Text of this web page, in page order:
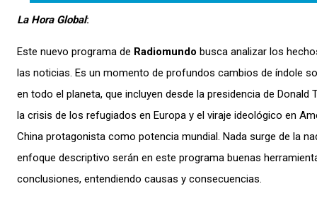
La Hora Global:
Este nuevo programa de Radiomundo busca analizar los
las noticias. Es un momento de profundos cambios de índole
en todo el planeta, que incluyen desde la presidencia de Donald
la crisis de los refugiados en Europa y el viraje ideológico en
China protagonista como potencia mundial. Nada surge de la
enfoque descriptivo serán en este programa buenas
conclusiones, entendiendo causas y consecuencias.